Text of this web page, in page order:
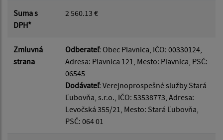
Suma s
DPH*
2 560.13 €
Zmluvná
strana
Odberateľ: Obec Plavnica, IČO: 00330124,
Adresa: Plavnica 121, Mesto: Plavnica, PSČ:
06545
Dodávateľ: Verejnoprospešné služby Stará
Ľubovňa, s.r.o., IČO: 53538773, Adresa:
Levočská 355/21, Mesto: Stará Ľubovňa,
PSČ: 064 01